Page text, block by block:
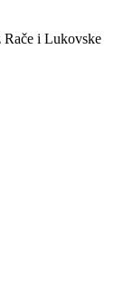
Rače i Lukovske